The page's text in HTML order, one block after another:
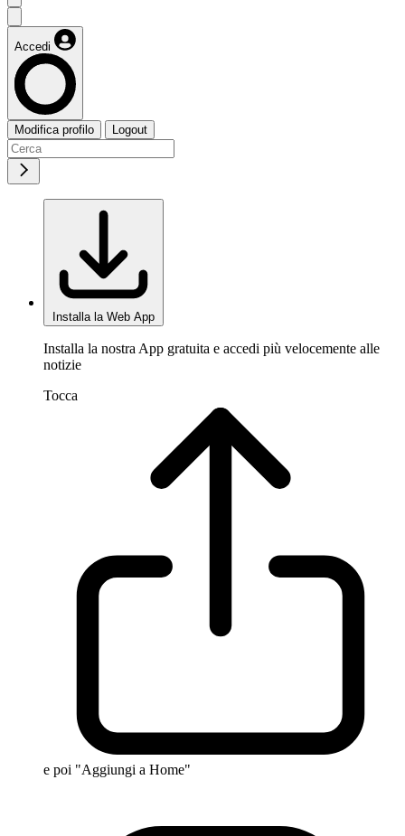
Accedi
Modifica profilo Logout
Installa la Web App
Installa la nostra App gratuita e accedi più velocemente alle
notizie
Tocca
e poi "Aggiungi a Home"